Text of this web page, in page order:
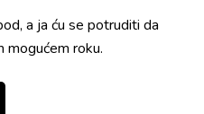
a ja ću se potruditi da
mogućem roku.